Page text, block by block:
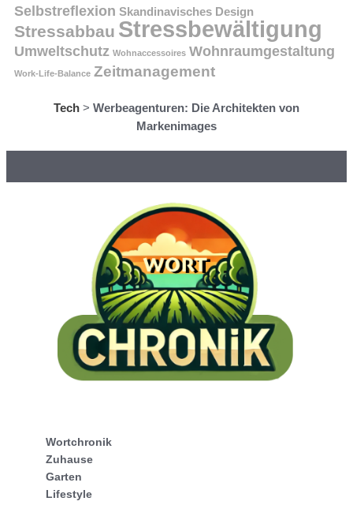
Selbstreflexion Skandinavisches Design
Stressabbau Stressbewältigung
Umweltschutz Wohnaccessoires Wohnraumgestaltung
Work-Life-Balance Zeitmanagement
Tech > Werbeagenturen: Die Architekten von
Markenimages
Wortchronik
Zuhause
Garten
Lifestyle